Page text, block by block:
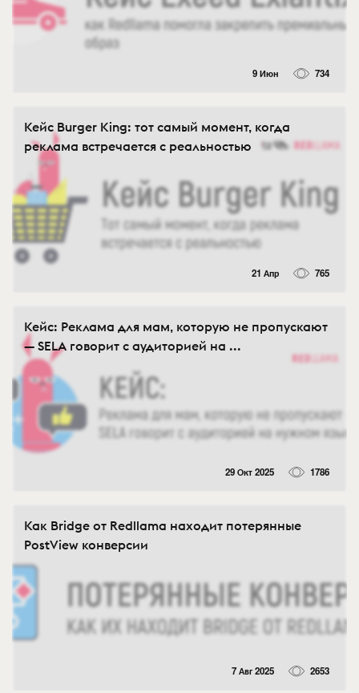
9 Июн 734
Кейс Burger King: тот самый момент, когда
реклама встречается с реальностью
21 Апр 765
Кейс: Реклама для мам, которую не пропускают
— SELA говорит с аудиторией на ...
29 Окт 2025 1786
Как Bridge от Redllama находит потерянные
PostView конверсии
7 Авг 2025 2653